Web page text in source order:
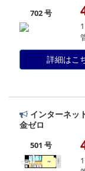
702 号
詳細はこ
インターネッ
金ゼロ
501 号